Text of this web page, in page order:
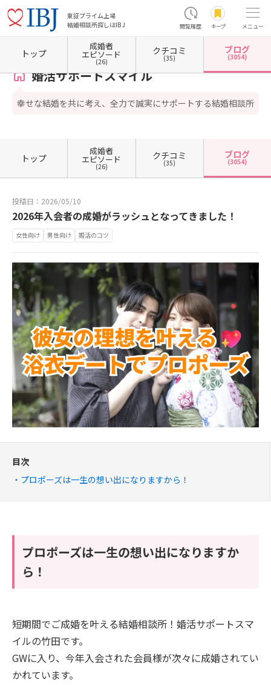
東証プライム上場
結婚相談所探しはIBJ
閲覧履歴 キープ メニュー
ホーム 奈良県の結婚相談所 婚活サポートスマイル カウンセラーブログ一覧 カウンセ
婚活サポートスマイル
幸せな結婚を共に考え、全力で誠実にサポートする結婚相談所
トップ
成婚者
エピソード
(26)
クチコミ
(35)
ブログ
(3054)
トップ
成婚者
エピソード
(26)
クチコミ
(35)
ブログ
(3054)
投稿日：2026/05/10
2026年入会者の成婚がラッシュとなってきました！
女性向け 男性向け 婚活のコツ
目次
プロポーズは一生の想い出になりますから！
プロポーズは一生の想い出になりますか
ら！
短期間でご成婚を叶える結婚相談所！婚活サポートスマ
イルの竹田です。
GWに入り、今年入会された会員様が次々に成婚されてい
かれています。